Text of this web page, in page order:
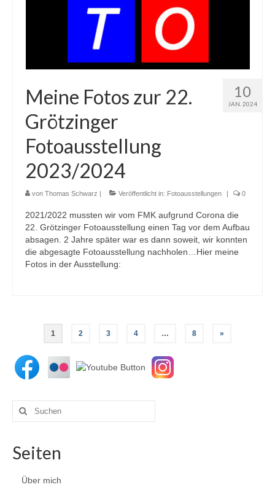
10
JAN. 2024
Meine Fotos zur 22.
Grötzinger
Fotoausstellung
2023/2024
von Thomas Schwarz | Veröffentlicht in: Fotoausstellungen | 0
2021/2022 mussten wir vom FMK aufgrund Corona die
22. Grötzinger Fotoausstellung einen Tag vor dem Aufbau
absagen. 2 Jahre später war es dann soweit, wir konnten
die abgesagte Fotoausstellung nachholen…Hier meine
Fotos in der Ausstellung:
Seitennummerierung
der
Beiträge
1 2 3 4 … 8 »
Suchen
nach:
Seiten
Über mich